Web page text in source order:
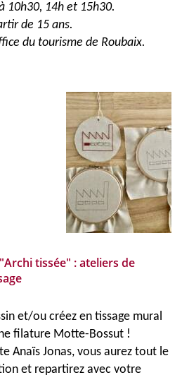
10h30, 14h et 15h30.
de 15 ans.
du tourisme de Roubaix.
tissée" : ateliers de
et/ou créez en tissage mural
filature Motte-Bossut !
Anaïs Jonas, vous aurez tout le
et repartirez avec votre